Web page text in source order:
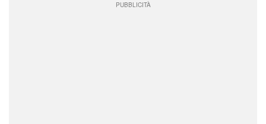
PUBBLICITÀ